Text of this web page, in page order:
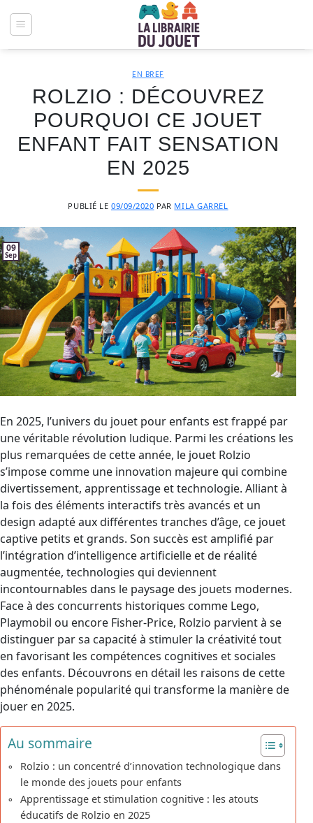
EN BREF
ROLZIO : DÉCOUVREZ
POURQUOI CE JOUET
ENFANT FAIT SENSATION
EN 2025
PUBLIÉ LE 09/09/2020 PAR MILA GARREL
09
Sep
En 2025, l’univers du jouet pour enfants est frappé par
une véritable révolution ludique. Parmi les créations les
plus remarquées de cette année, le jouet Rolzio
s’impose comme une innovation majeure qui combine
divertissement, apprentissage et technologie. Alliant à
la fois des éléments interactifs très avancés et un
design adapté aux différentes tranches d’âge, ce jouet
captive petits et grands. Son succès est amplifié par
l’intégration d’intelligence artificielle et de réalité
augmentée, technologies qui deviennent
incontournables dans le paysage des jouets modernes.
Face à des concurrents historiques comme Lego,
Playmobil ou encore Fisher-Price, Rolzio parvient à se
distinguer par sa capacité à stimuler la créativité tout
en favorisant les compétences cognitives et sociales
des enfants. Découvrons en détail les raisons de cette
phénoménale popularité qui transforme la manière de
jouer en 2025.
Au sommaire
Rolzio : un concentré d’innovation technologique dans
le monde des jouets pour enfants
Apprentissage et stimulation cognitive : les atouts
éducatifs de Rolzio en 2025